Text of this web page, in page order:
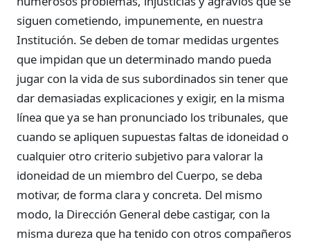
siguen cometiendo, impunemente, en nuestra
Institución. Se deben de tomar medidas urgentes
que impidan que un determinado mando pueda
jugar con la vida de sus subordinados sin tener que
dar demasiadas explicaciones y exigir, en la misma
línea que ya se han pronunciado los tribunales, que
cuando se apliquen supuestas faltas de idoneidad o
cualquier otro criterio subjetivo para valorar la
idoneidad de un miembro del Cuerpo, se deba
motivar, de forma clara y concreta. Del mismo
modo, la Dirección General debe castigar, con la
misma dureza que ha tenido con otros compañeros